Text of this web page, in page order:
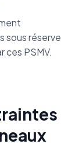
sous réserve
ces PSMV.